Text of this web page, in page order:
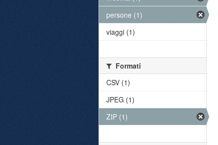
persone (1)
viaggi (1)
Formati
CSV (1)
JPEG (1)
ZIP (1)